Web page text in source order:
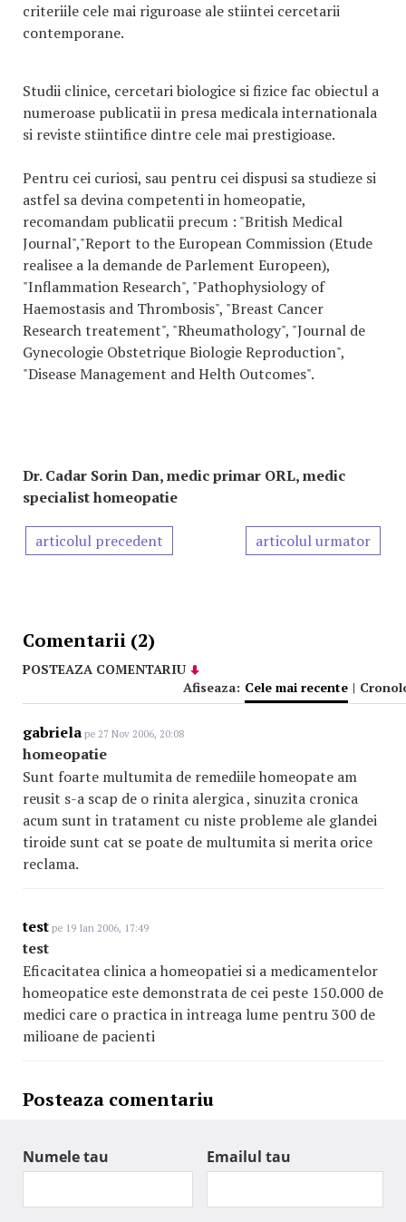
criteriile cele mai riguroase ale stiintei cercetarii
contemporane.
Studii clinice, cercetari biologice si fizice fac obiectul a
numeroase publicatii in presa medicala internationala
si reviste stiintifice dintre cele mai prestigioase.
Pentru cei curiosi, sau pentru cei dispusi sa studieze si
astfel sa devina competenti in homeopatie,
recomandam publicatii precum : "British Medical
Journal","Report to the European Commission (Etude
realisee a la demande de Parlement Europeen),
"Inflammation Research", "Pathophysiology of
Haemostasis and Thrombosis", "Breast Cancer
Research treatement", "Rheumathology", "Journal de
Gynecologie Obstetrique Biologie Reproduction",
"Disease Management and Helth Outcomes".
Dr. Cadar Sorin Dan, medic primar ORL, medic
specialist homeopatie
articolul precedent articolul urmator
Comentarii (2)
POSTEAZA COMENTARIU
Afiseaza: Cele mai recente |
gabriela pe 27 Nov 2006, 20:08
homeopatie
Sunt foarte multumita de remediile homeopate am
reusit s-a scap de o rinita alergica , sinuzita cronica
acum sunt in tratament cu niste probleme ale glandei
tiroide sunt cat se poate de multumita si merita orice
reclama.
test pe 19 Ian 2006, 17:49
test
Eficacitatea clinica a homeopatiei si a medicamentelor
homeopatice este demonstrata de cei peste 150.000 de
medici care o practica in intreaga lume pentru 300 de
milioane de pacienti
Posteaza comentariu
Numele tau Emailul tau